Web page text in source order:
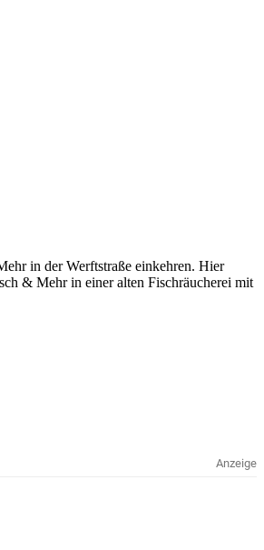
in der Werftstraße einkehren. Hier
& Mehr in einer alten Fischräucherei mit